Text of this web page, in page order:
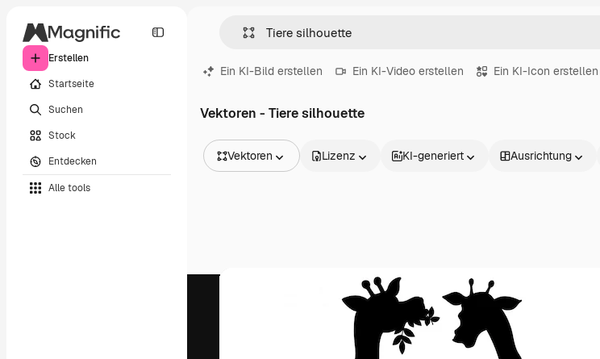
Erstellen
Startseite
Suchen
Stock
Entdecken
Alle tools
Ein KI-Bild erstellen Ein KI-Video erstellen Ein KI-Icon erstellen
Vektoren - Tiere silhouette
Vektoren
Videos
Lizenz KI-generiert Ausrichtung
Produkte